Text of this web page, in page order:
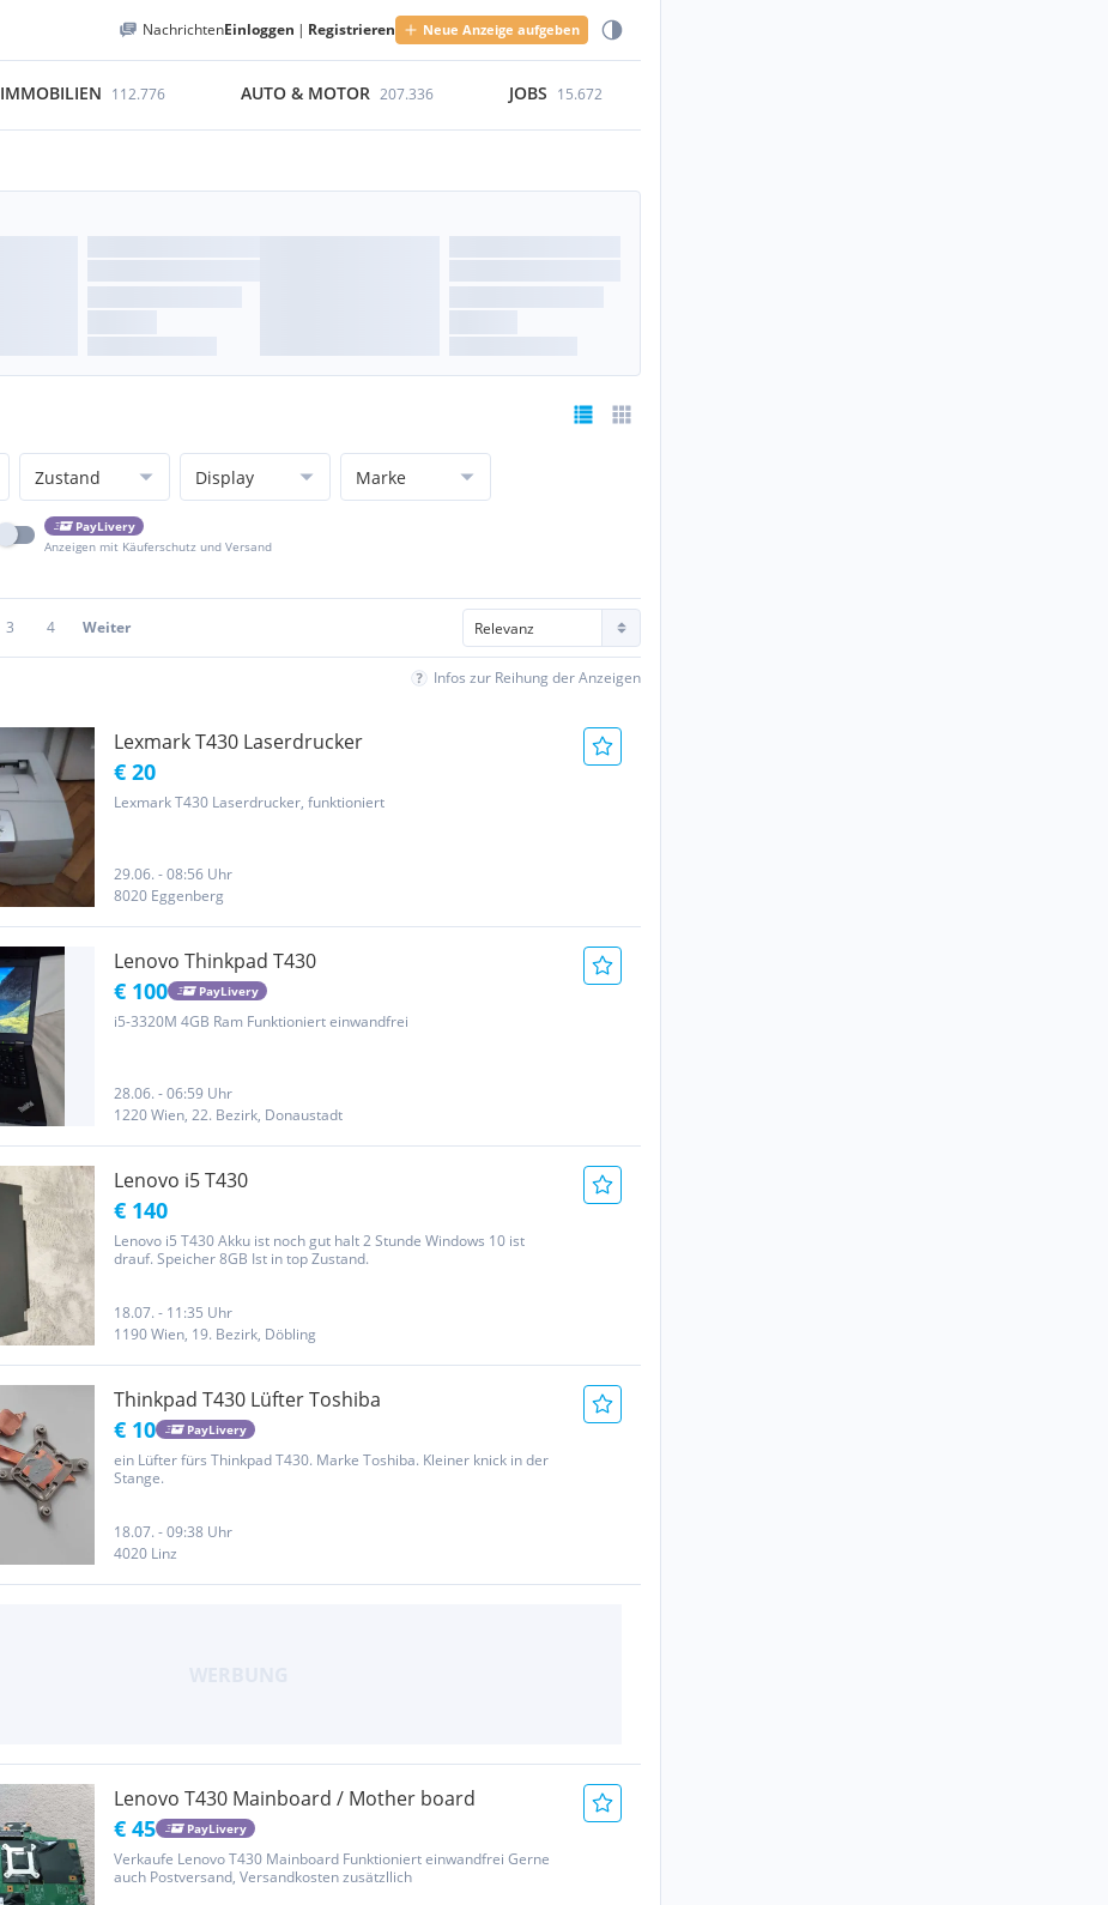
NachrichtenEinloggen | Registrieren Neue Anzeige aufgeben
IMMOBILIEN 112.776 AUTO & MOTOR 207.336 JOBS 15.672
Zustand Display Marke
PayLivery
Anzeigen mit Käuferschutz und Versand
3 4 Weiter
Infos zur Reihung der Anzeigen
Lexmark T430 Laserdrucker
€ 20
Lexmark T430 Laserdrucker, funktioniert
29.06. - 08:56 Uhr
8020 Eggenberg
Lenovo Thinkpad T430
€ 100 PayLivery
i5-3320M 4GB Ram Funktioniert einwandfrei
28.06. - 06:59 Uhr
1220 Wien, 22. Bezirk, Donaustadt
Lenovo i5 T430
€ 140
Lenovo i5 T430 Akku ist noch gut halt 2 Stunde Windows 10 ist
drauf. Speicher 8GB Ist in top Zustand.
18.07. - 11:35 Uhr
1190 Wien, 19. Bezirk, Döbling
Thinkpad T430 Lüfter Toshiba
€ 10 PayLivery
ein Lüfter fürs Thinkpad T430. Marke Toshiba. Kleiner knick in der
Stange.
18.07. - 09:38 Uhr
4020 Linz
Lenovo T430 Mainboard / Mother board
€ 45 PayLivery
Verkaufe Lenovo T430 Mainboard Funktioniert einwandfrei Gerne
auch Postversand, Versandkosten zusätzllich